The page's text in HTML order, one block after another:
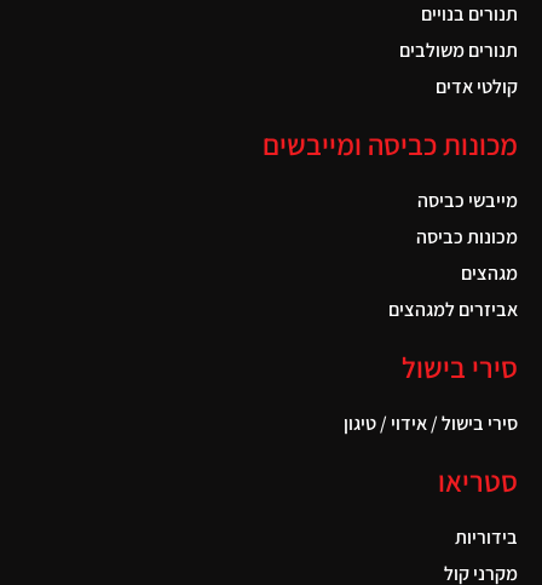
תנורים בנויים
תנורים משולבים
קולטי אדים
מכונות כביסה ומייבשים
מייבשי כביסה
מכונות כביסה
מגהצים
אביזרים למגהצים
סירי בישול
סירי בישול / אידוי / טיגון
סטריאו
בידוריות
מקרני קול